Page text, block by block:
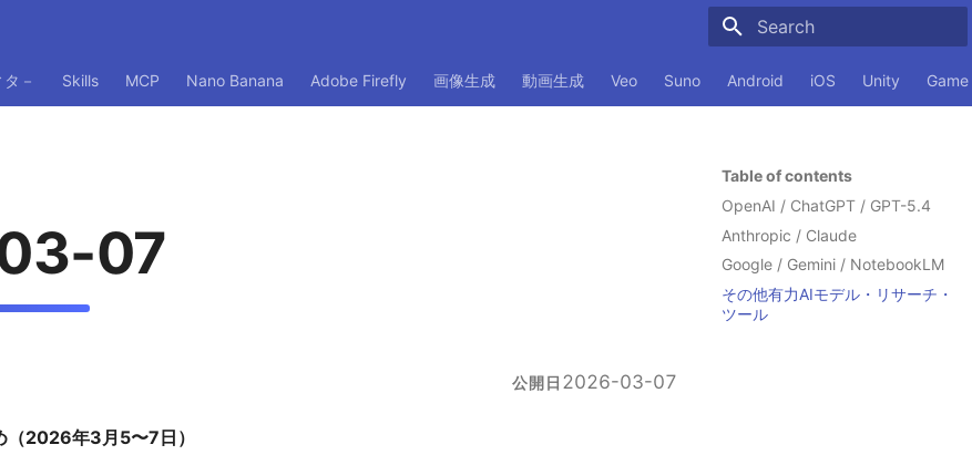
－ Skills MCP Nano Banana Adobe Firefly 画像生成 動画生成 Veo Suno Android iOS Unity Game
Table of contents
OpenAI / ChatGPT / GPT-5.4
Anthropic / Claude
Google / Gemini / NotebookLM
その他有力AIモデル・リサーチ・
ツール
07
公開日 2026-03-07
（2026年3月5〜7日）